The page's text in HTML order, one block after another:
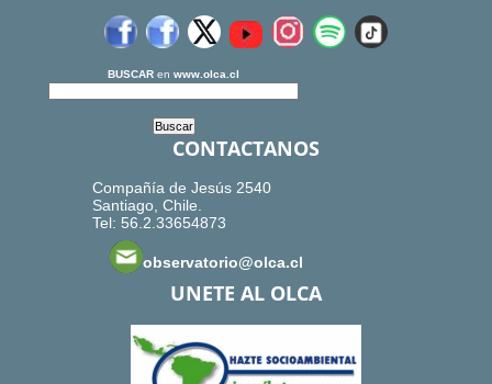
BUSCAR en www.olca.cl
CONTACTANOS
Compañía de Jesús 2540
Santiago, Chile.
Tel: 56.2.33654873
observatorio@olca.cl
UNETE AL OLCA